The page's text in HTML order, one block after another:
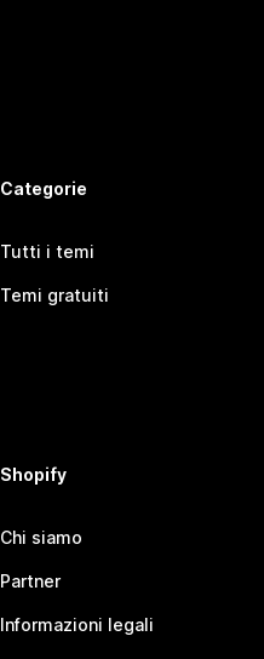
Categorie
Tutti i temi
Temi gratuiti
Shopify
Chi siamo
Partner
Informazioni legali